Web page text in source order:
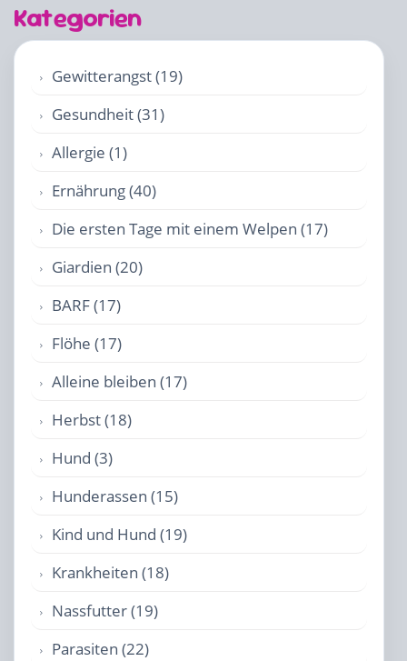
Kategorien
Gewitterangst (19)
Gesundheit (31)
Allergie (1)
Ernährung (40)
Die ersten Tage mit einem Welpen (17)
Giardien (20)
BARF (17)
Flöhe (17)
Alleine bleiben (17)
Herbst (18)
Hund (3)
Hunderassen (15)
Kind und Hund (19)
Krankheiten (18)
Nassfutter (19)
Parasiten (22)